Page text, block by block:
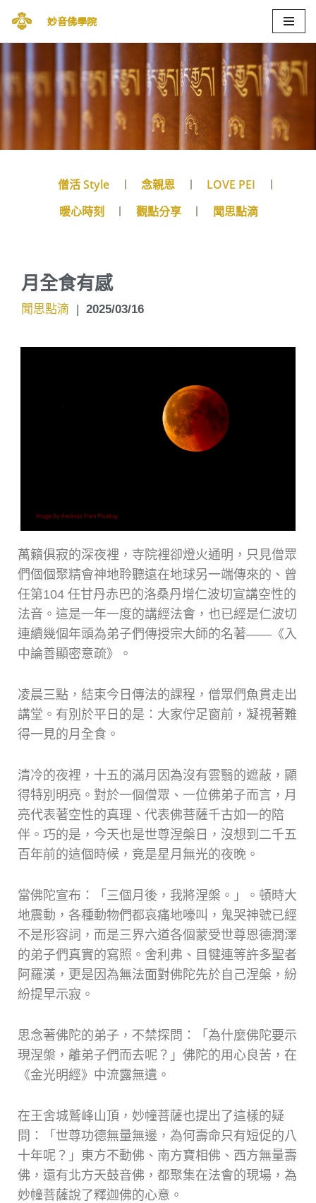
content
妙音佛學院
僧活 Style 念親恩
LOVE PEI
暖心時刻
觀點分享 聞思點滴
月全食有感
聞思點滴 | 2025/03/16
萬籟俱寂的深夜裡，寺院裡卻燈火通明，只見僧眾
們個個聚精會神地聆聽遠在地球另一端傳來的、曾
任第104 任甘丹赤巴的洛桑丹增仁波切宣講空性的
法音。這是一年一度的講經法會，也已經是仁波切
連續幾個年頭為弟子們傳授宗大師的名著——《入
中論善顯密意疏》。
凌晨三點，結束今日傳法的課程，僧眾們魚貫走出
講堂。有別於平日的是：大家佇足窗前，凝視著難
得一見的月全食。
清冷的夜裡，十五的滿月因為沒有雲翳的遮蔽，顯
得特別明亮。對於一個僧眾、一位佛弟子而言，月
亮代表著空性的真理、代表佛菩薩千古如一的陪
伴。巧的是，今天也是世尊涅槃日，沒想到二千五
百年前的這個時候，竟是星月無光的夜晚。
當佛陀宣布：「三個月後，我將涅槃。」。頓時大
地震動，各種動物們都哀痛地嚎叫，鬼哭神號已經
不是形容詞，而是三界六道各個蒙受世尊恩德潤澤
的弟子們真實的寫照。舍利弗、目犍連等許多聖者
阿羅漢，更是因為無法面對佛陀先於自己涅槃，紛
紛提早示寂。
思念著佛陀的弟子，不禁探問：「為什麼佛陀要示
現涅槃，離弟子們而去呢？」佛陀的用心良苦，在
《金光明經》中流露無遺。
在王舍城鷲峰山頂，妙幢菩薩也提出了這樣的疑
問：「世尊功德無量無邊，為何壽命只有短促的八
十年呢？」東方不動佛、南方寶相佛、西方無量壽
佛，還有北方天鼓音佛，都聚集在法會的現場，為
妙幢菩薩說了釋迦佛的心意。